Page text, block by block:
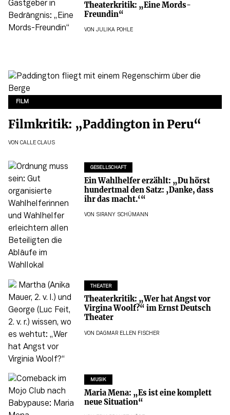
Theaterkritik: „Eine Mords-
Freundin“
VON JULIKA POHLE
FILM
Filmkritik: „Paddington in Peru“
VON CALLE CLAUS
GESELLSCHAFT
Ein Wahlhelfer erzählt: „Du hörst
hundertmal den Satz: ‚Danke, dass
ihr das macht.‘“
VON SIRANY SCHÜMANN
THEATER
Theaterkritik: „Wer hat Angst vor
Virgina Woolf?“ im Ernst Deutsch
Theater
VON DAGMAR ELLEN FISCHER
MUSIK
Maria Mena: „Es ist eine komplett
neue Situation“